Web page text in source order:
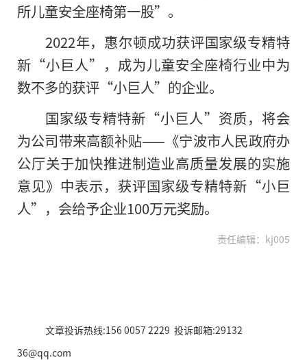
所儿童安全座椅第一股”。
2022年， 惠尔顿成功获评国家级专精特
新“小巨人”，成为儿童安全座椅行业中为
数不多的获评“小巨人” 的企业。
国家级专精特新“小巨人”资质，将会
为公司带来高额补贴——《宁波市人民政府办
公厅关于加快推进制造业高质量发展的实施
意见》中表示，获评国家级专精特新“小巨
人”，会给予企业100万元奖励。
责任编辑：kj005
文章投诉热线:156 0057 2229 投诉邮箱:29132
36@qq.com